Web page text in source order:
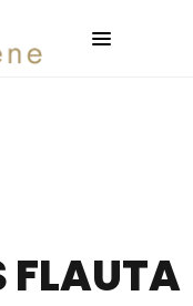
FLAUTA